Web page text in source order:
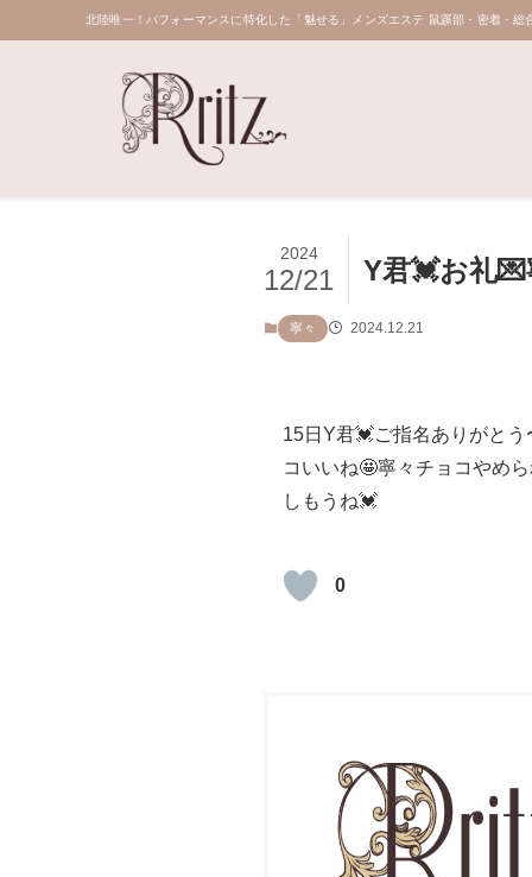
北陸唯一！パフォーマンスに特化した「魅せる」メンズエステ 鼠蹊部・密着・総
Y君💓お礼
2024
12/21
寧々 2024.12.21
15日Y君💓ご指名ありがと
コいいね🤩寧々チョコやめ
しもうね💓
0